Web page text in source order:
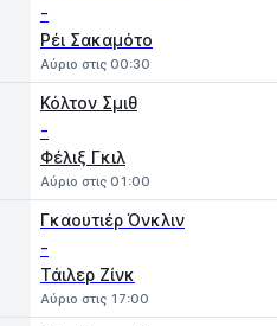
-
Ρέι Σακαμότο
Αύριο στις 00:30
Κόλτον Σμιθ
-
Φέλιξ Γκιλ
Αύριο στις 01:00
Γκαουτιέρ Όνκλιν
-
Τάιλερ Ζίνκ
Αύριο στις 17:00